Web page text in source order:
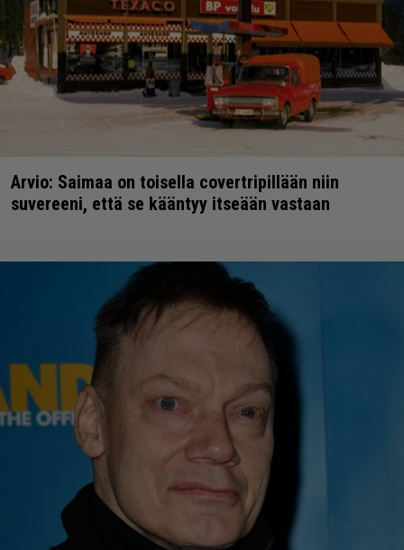
Arvio: Saimaa on toisella covertripillään niin
suvereeni, että se kääntyy itseään vastaan